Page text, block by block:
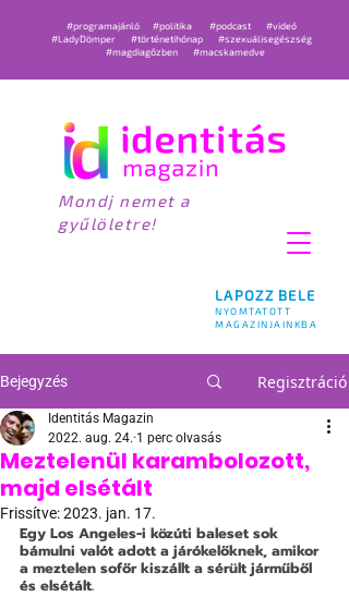
LAPOZZ BELE
NYOMTATOTT
MAGAZINJAINKBA
#programajánló #politika #podcast
#videó
#LadyDömper
#történetihónap
#szexuálisegészség
#magdiagőzben
#macskamedve
Mondj nemet a
gyűlöletre!
Bejegyzés Regisztráció
Meztelenül karambolozott,
majd elsétált
Identitás Magazin
2022. aug. 24. 1 perc olvasás
Frissítve:2023. jan. 17.
Egy Los Angeles-i közúti baleset sok
bámulni valót adott a járókelőknek, amikor
a meztelen sofőr kiszállt a sérült járműből
és elsétált.